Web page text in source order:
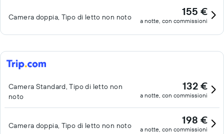
Camera doppia, Tipo di letto non noto 155 €
a notte, con commissioni
Camera Standard, Tipo di letto non
noto
132 €
a notte, con commissioni
Camera doppia, Tipo di letto non noto 198 €
a notte, con commissioni